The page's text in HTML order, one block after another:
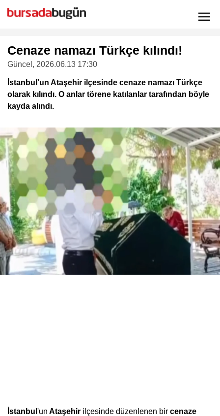
Cenaze namazı Türkçe kılındı!
Güncel , 2026.06.13 17:30
İstanbul'un Ataşehir ilçesinde cenaze namazı Türkçe
olarak kılındı. O anlar törene katılanlar tarafından böyle
kayda alındı.
İstanbul 'un Ataşehir ilçesinde düzenlenen bir cenaze